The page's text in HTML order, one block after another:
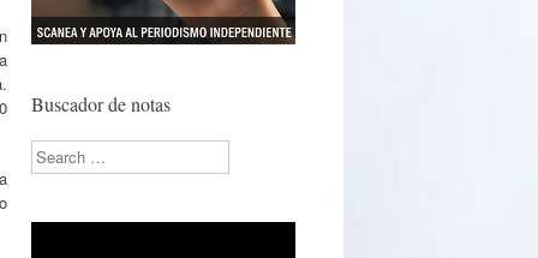
Buscador de notas
Search